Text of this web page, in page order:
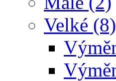
Velké (8)